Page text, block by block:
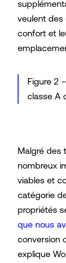
veulent des
confort et
Figure 2
classe A
Malgré des
nombreux
viables et
catégorie
propriétés
que nous
conversion
explique